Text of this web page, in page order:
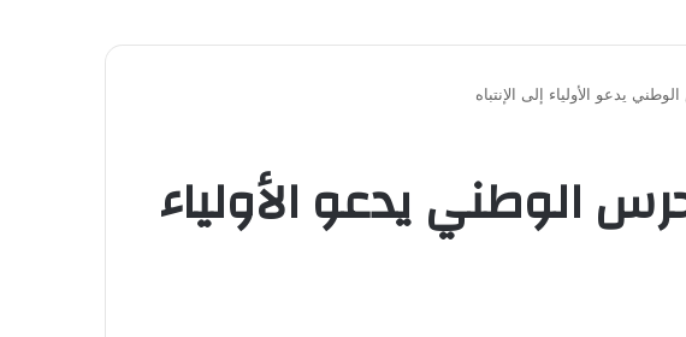
يدعو الأولياء إلى الإنتباه
الوطني يدعو الأولياء